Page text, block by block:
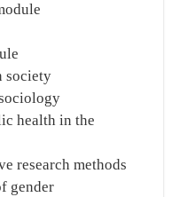
health in the
methods